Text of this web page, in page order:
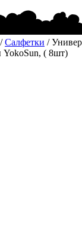
/Салфетки /
YokoSun, ( 8шт)